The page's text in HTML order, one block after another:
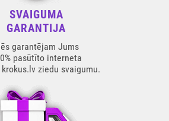
SVAIGUMA
GARANTIJA
garantējam Jums
pasūtīto interneta
ziedu svaigumu.